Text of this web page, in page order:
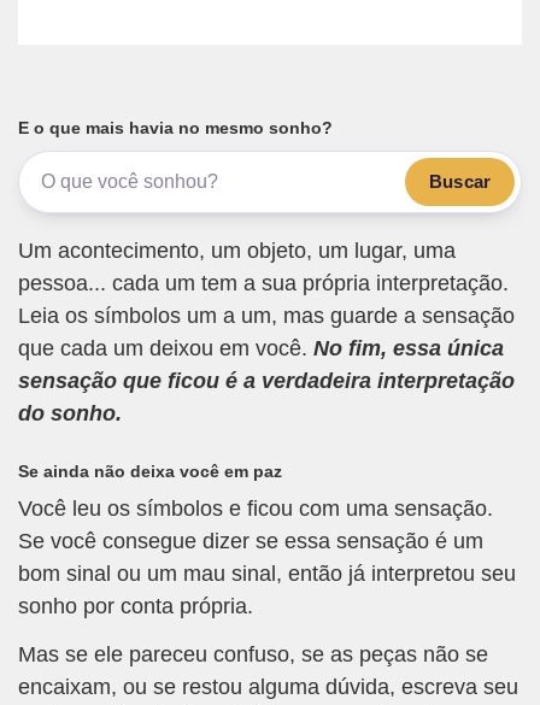
E o que mais havia no mesmo sonho?
Buscar
Um acontecimento, um objeto, um lugar, uma
pessoa... cada um tem a sua própria interpretação.
Leia os símbolos um a um, mas guarde a sensação
que cada um deixou em você. No fim, essa única
sensação que ficou é a verdadeira interpretação
do sonho.
Se ainda não deixa você em paz
Você leu os símbolos e ficou com uma sensação.
Se você consegue dizer se essa sensação é um
bom sinal ou um mau sinal, então já interpretou seu
sonho por conta própria.
Mas se ele pareceu confuso, se as peças não se
encaixam, ou se restou alguma dúvida, escreva seu